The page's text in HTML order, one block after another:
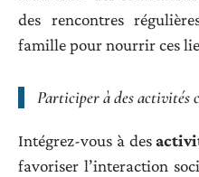
des rencontres
famille pour nourrir ces
Participer à des activités
Intégrez-vous à des
favoriser l’interaction